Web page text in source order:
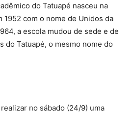
do Tatuapé nasceu na
1952 com o nome de Unidos da
a escola mudou de sede e de
do Tatuapé, o mesmo nome do
no sábado (24/9) uma